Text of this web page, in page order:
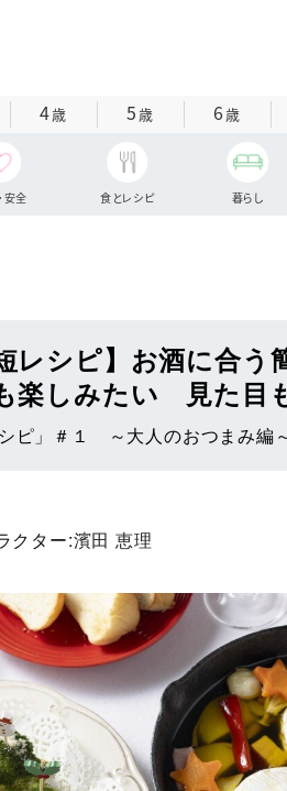
4歳 5歳 6歳
安全 食とレシピ 暮らし
レシピ】お酒に合う
楽しみたい 見た目
ピ」＃１ ～大人のおつまみ編
クター:濱田 恵理